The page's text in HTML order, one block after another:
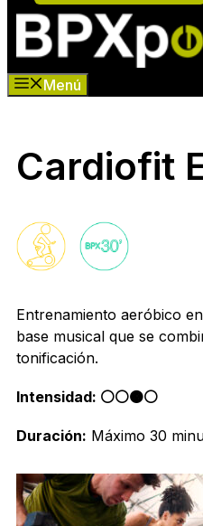
Menú
Cardiofit
Entrenamiento aeróbico en
base musical que se
tonificación.
Intensidad: ⚪️⚪️🟠⚪️
Duración: Máximo 30